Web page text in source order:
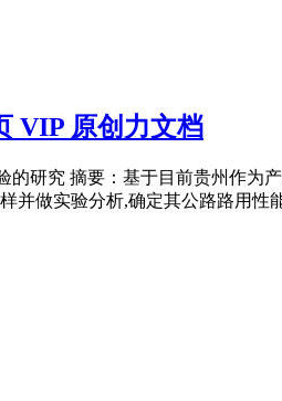
VIP 原创力文档
研究 摘要：基于目前贵州作
并做实验分析,确定其公路路用性